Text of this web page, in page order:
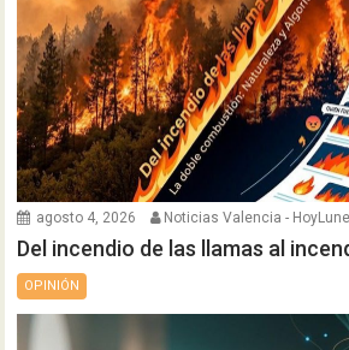
agosto 4, 2026 Noticias Valencia -
Del incendio de las llamas al
OPINIÓN